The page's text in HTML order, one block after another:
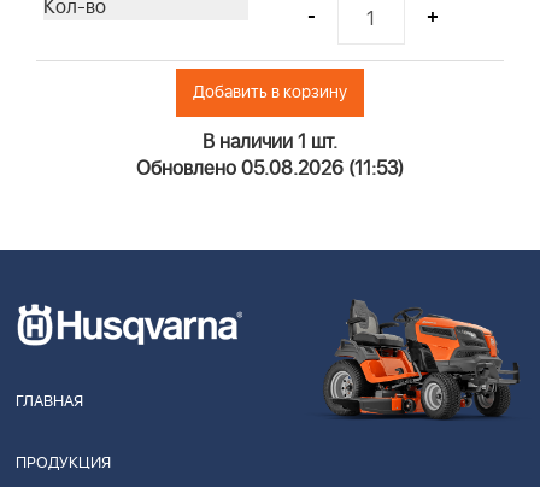
- +
Добавить в корзину
В наличии 1 шт.
Обновлено 05.08.2026 (11:53)
ГЛАВНАЯ
ПРОДУКЦИЯ